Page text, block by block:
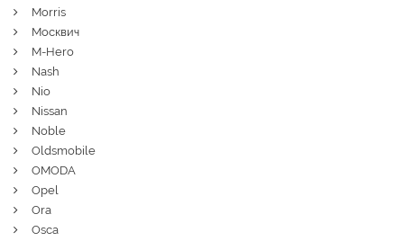
Morris
Москвич
M-Hero
Nash
Nio
Nissan
Noble
Oldsmobile
OMODA
Opel
Ora
Osca